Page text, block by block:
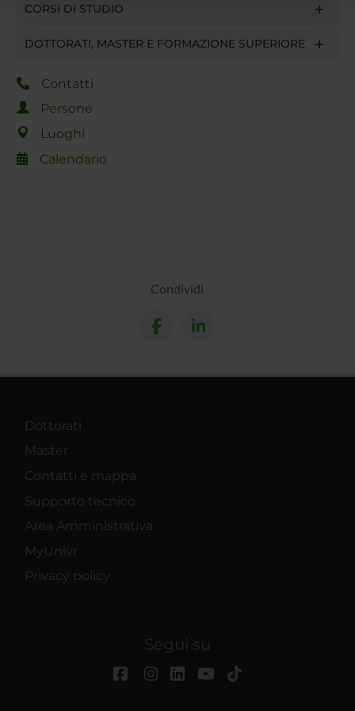
pubblicità e social media, i quali potrebbero combinarle
raccolto dal tuo utilizzo dei loro servizi.
CORSI DI STUDIO
DOTTORATI, MASTER E FORMAZIONE SUPERIORE
Contatti
Persone
Luoghi
Calendario
Condividi
Dottorati
Master
Contatti e mappa
Supporto tecnico
Area Amministrativa
MyUnivr
Privacy policy
Segui su